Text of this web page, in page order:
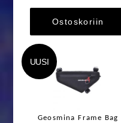
Ostoskoriin
UUSI
Geosmina Frame Bag